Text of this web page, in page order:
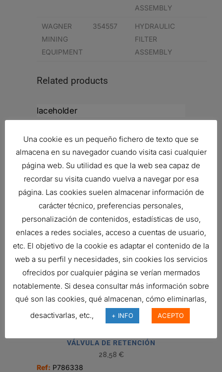
ASSEMBLY
WAGNER
MINING
EQUIPMENT
354557
HYDRAULIC
FILTER
ASSEMBLY
Related products
PRUEBA
2,89€
Ref:P567861
PARCHES DE PRUEBA TIPO
MEMBRANA, COMBUSTIBLE
Ref: P567869
RESPIRADERO, CILÍNDRICO AIRE
10,13 €
Ref:P526413
VÁLVULA DE RETENCIÓN
28,58 €
Ref: P786338
Una cookie es un pequeño fichero de texto que se
almacena en su navegador cuando visita casi cualquier
página web. Su utilidad es que la web sea capaz de
recordar su visita cuando vuelva a navegar por esa
página. Las cookies suelen almacenar información de
carácter técnico, preferencias personales,
personalización de contenidos, estadísticas de uso,
enlaces a redes sociales, acceso a cuentas de usuario,
etc. El objetivo de la cookie es adaptar el contenido de la
web a su perfil y necesidades, sin cookies los servicios
ofrecidos por cualquier página se verían mermados
notablemente. Si desea consultar más información sobre
qué son las cookies, qué almacenan, cómo eliminarlas,
desactivarlas, etc.,
+ INFO ACEPTO